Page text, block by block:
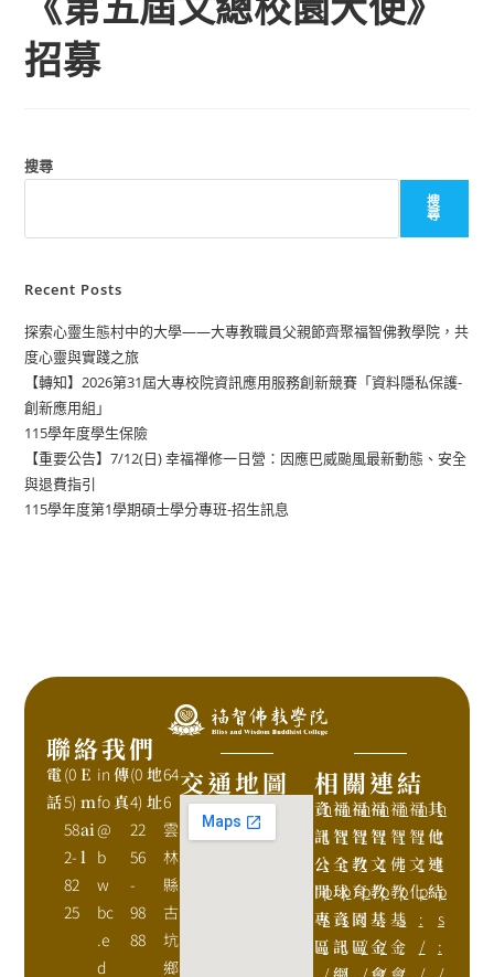
招募
搜尋
搜
尋
Recent Posts
探索心靈生態村中的大學——大專教職員父親節齊聚福智佛教學院，共
度心靈與實踐之旅
【轉知】2026第31屆大專校院資訊應用服務創新競賽「資料隱私保護-
創新應用組」
115學年度學生保險
【重要公告】7/12(日) 幸福禪修一日營：因應巴威颱風最新動態、安全
與退費指引
115學年度第1學期碩士學分專班-招生訊息
聯絡我們
電
話
(0
5)
58
2-
82
25
E
m
ai
l
in
fo
@
b
w
bc
.e
d
傳
真
(0
4)
22
56
-
98
88
地
址
64
6
雲
林
縣
古
坑
鄉
交通地圖 相關連結
資
訊
公
開
專
區
h
t
t
p
s
:
福
智
全
球
資
訊
h
t
t
p
s
:
福
智
教
育
園
區
h
t
t
p
:
/
福
智
文
教
基
金
h
t
t
p
:
/
福
智
佛
教
基
金
h
t
t
p
s
:
福
智
文
化
h
t
t
p
:
/
其
他
連
結
h
t
t
p
s
: